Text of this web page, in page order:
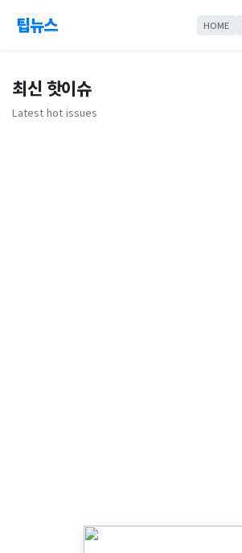
팁뉴스 HOME
최신 핫이슈
Latest hot issues